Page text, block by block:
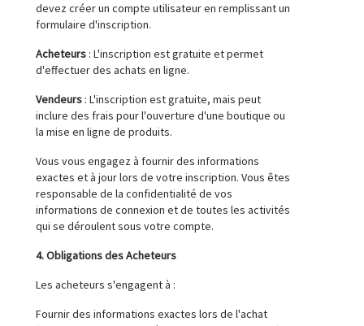
devez créer un compte utilisateur en remplissant un
formulaire d'inscription.
Acheteurs: L'inscription est gratuite et permet
d'effectuer des achats en ligne.
Vendeurs: L'inscription est gratuite, mais peut
inclure des frais pour l'ouverture d'une boutique ou
la mise en ligne de produits.
Vous vous engagez à fournir des informations
exactes et à jour lors de votre inscription. Vous êtes
responsable de la confidentialité de vos
informations de connexion et de toutes les activités
qui se déroulent sous votre compte.
4. Obligations des Acheteurs
Les acheteurs s'engagent à :
Fournir des informations exactes lors de l'achat